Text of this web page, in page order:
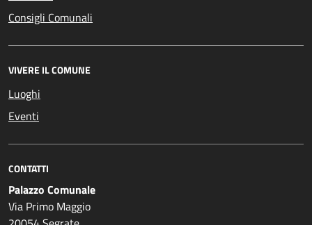
Consigli Comunali
VIVERE IL COMUNE
Luoghi
Eventi
CONTATTI
Palazzo Comunale
Via Primo Maggio